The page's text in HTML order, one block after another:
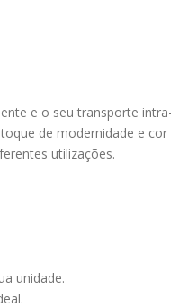
e o seu transporte
de modernidade e
utilizações.
unidade.